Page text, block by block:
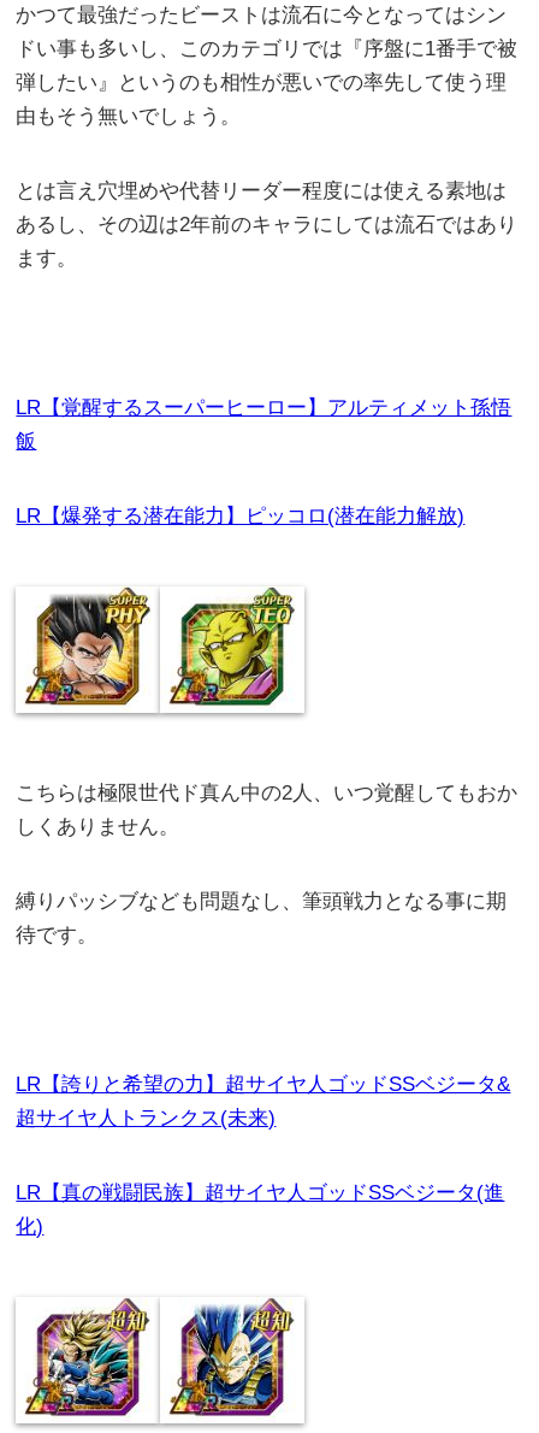
かつて最強だったビーストは流石に今となってはシン
ドい事も多いし、このカテゴリでは『序盤に1番手で被
弾したい』というのも相性が悪いでの率先して使う理
由もそう無いでしょう。
とは言え穴埋めや代替リーダー程度には使える素地は
あるし、その辺は2年前のキャラにしては流石ではあり
ます。
LR【覚醒するスーパーヒーロー】アルティメット孫悟
飯
LR【爆発する潜在能力】ピッコロ(潜在能力解放)
こちらは極限世代ド真ん中の2人、いつ覚醒してもおか
しくありません。
縛りパッシブなども問題なし、筆頭戦力となる事に期
待です。
LR【誇りと希望の力】超サイヤ人ゴッドSSベジータ&
超サイヤ人トランクス(未来)
LR【真の戦闘民族】超サイヤ人ゴッドSSベジータ(進
化)